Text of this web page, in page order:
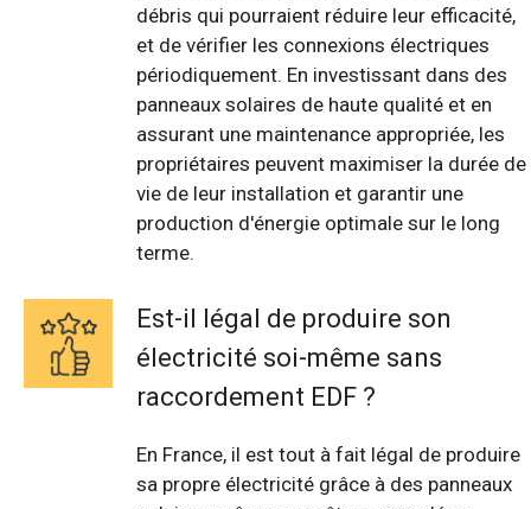
débris qui pourraient réduire leur efficacité,
et de vérifier les connexions électriques
périodiquement. En investissant dans des
panneaux solaires de haute qualité et en
assurant une maintenance appropriée, les
propriétaires peuvent maximiser la durée de
vie de leur installation et garantir une
production d'énergie optimale sur le long
terme.
Est-il légal de produire son
électricité soi-même sans
raccordement EDF ?
En France, il est tout à fait légal de produire
sa propre électricité grâce à des panneaux